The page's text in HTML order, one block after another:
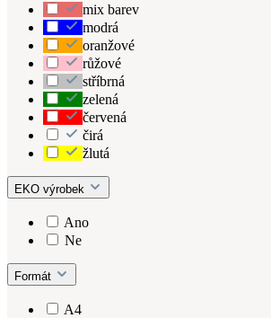
mix barev
modrá
oranžové
růžové
stříbrná
zelená
červená
čirá
žlutá
EKO výrobek
Ano
Ne
Formát
A4